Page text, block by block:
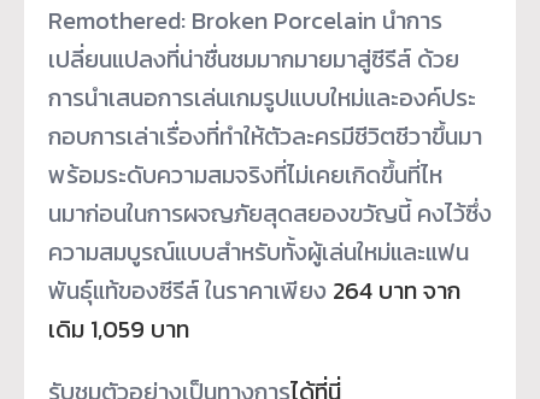
Remothered: Broken Porcelain นำการ
เปลี่ยนแปลงที่น่าชื่นชมมากมายมาสู่ซีรีส์ ด้วย
การนำเสนอการเล่นเกมรูปแบบใหม่และองค์ประ
กอบการเล่าเรื่องที่ทำให้ตัวละครมีชีวิตชีวาขึ้นมา
พร้อมระดับความสมจริงที่ไม่เคยเกิดขึ้นที่ไห
นมาก่อนในการผจญภัยสุดสยองขวัญนี้ คงไว้ซึ่ง
ความสมบูรณ์แบบสำหรับทั้งผู้เล่นใหม่และแฟน
พันธุ์แท้ของซีรีส์ ในราคาเพียง 264 บาท จาก
เดิม 1,059 บาท
รับชมตัวอย่างเป็นทางการได้ที่นี่